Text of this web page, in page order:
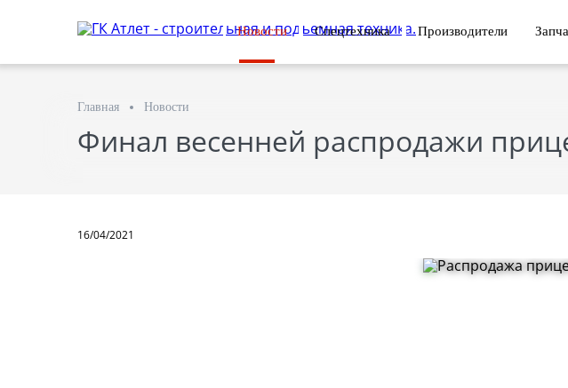
Новости Спецтехника Производители
Главная Новости
Финал весенней распродажи
16/04/2021